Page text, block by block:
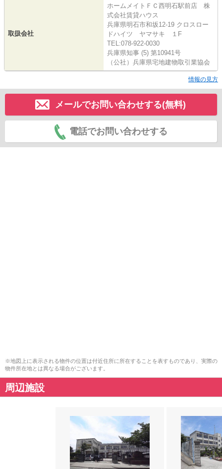
取扱会社
ホームメイトＦＣ西明石駅前店 株
式会社賃貸ハウス
兵庫県明石市和坂12-19 クロスロー
ドハイツ ヤマサキ １F
TEL:078-922-0030
兵庫県知事 (5) 第10941号
（公社）兵庫県宅地建物取引業協会
情報の見方
メールでお問い合わせする(無料)
電話でお問い合わせする
※地図上に表示される物件の位置は付近住所に所在することを表すものであり、実際の
物件所在地とは異なる場合がございます。
周辺施設